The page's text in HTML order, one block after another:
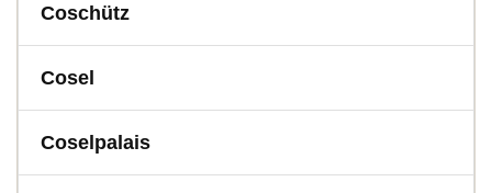
Coschütz
Cosel
Coselpalais